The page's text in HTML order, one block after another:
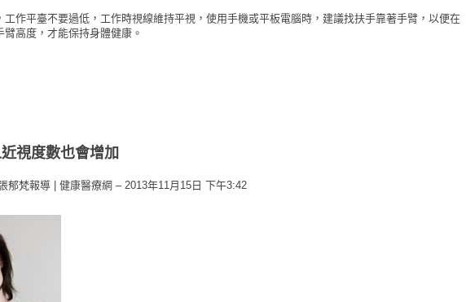
平臺不要過低，工作時視線維持平視，使用手機或平板電腦時，建議找扶手靠著手臂，以便在
高度，才能保持身體健康。
視度數也會增加
郁梵報導 | 健康醫療網 – 2013年11月15日 下午3:42